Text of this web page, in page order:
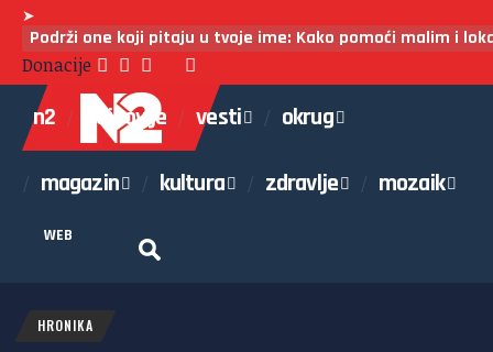
➤
Podrži one koji pitaju u tvoje ime: Kako pomoći malim i
Donacije
n2 najnovije vesti okrug
magazin kultura zdravlje mozaik
WEB
HRONIKA